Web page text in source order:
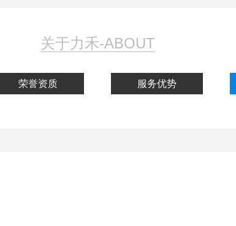
关于力禾-ABOUT
荣誉资质 服务优势